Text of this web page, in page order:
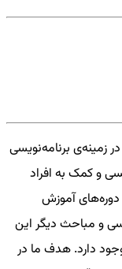
برنامه‌نویسی
و کمک به افراد
آموزش
و مباحث دیگر این
دارد. هدف ما در